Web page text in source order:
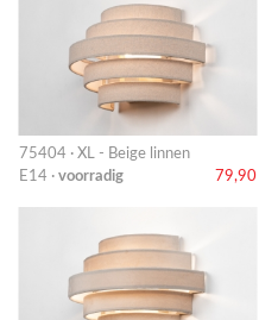
75404 · XL - Beige linnen
E14 · voorradig 79,90